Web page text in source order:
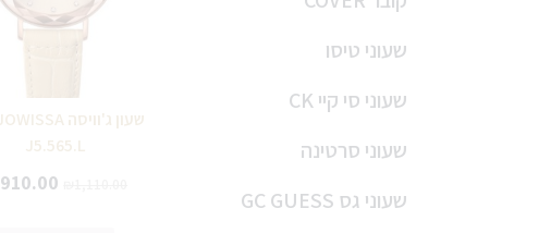
שעוני טיסו
שעוני סי קיי CK
שעוני סרטינה
שעוני גס GC GUESS
J5.565.L
910.00